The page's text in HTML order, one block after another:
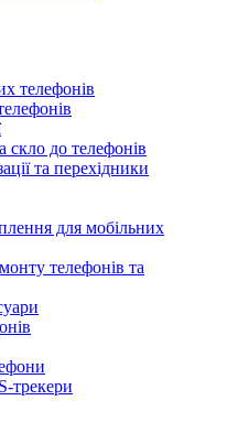
телефонів
скло до телефонів
та перехідники
для мобільних
телефонів та
трекери